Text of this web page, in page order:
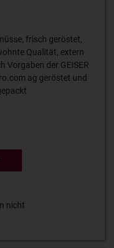
frisch geröstet,
Qualität, extern
Vorgaben der GEISER
ag geröstet und
nicht